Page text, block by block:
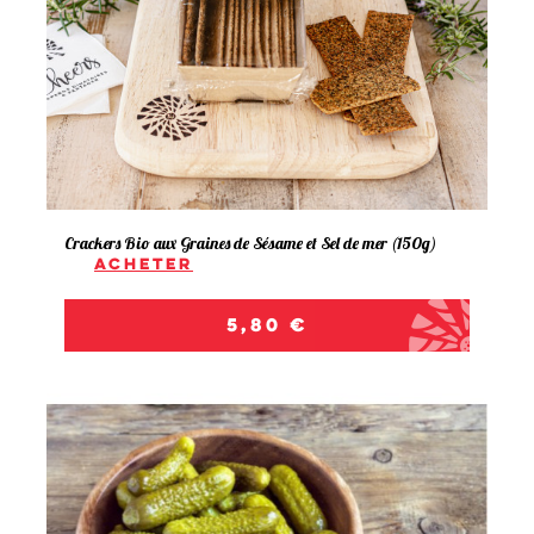
Crackers Bio aux Graines de Sésame et Sel de mer (150g)
Acheter
Prix
5,80 €